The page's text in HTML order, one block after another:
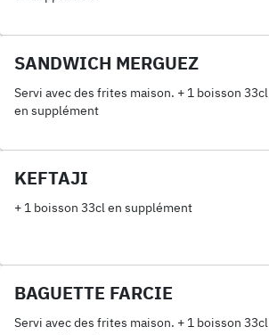
SANDWICH MERGUEZ
Servi avec des frites maison. + 1 boisson 33cl
en supplément
KEFTAJI
+ 1 boisson 33cl en supplément
BAGUETTE FARCIE
Servi avec des frites maison. + 1 boisson 33cl